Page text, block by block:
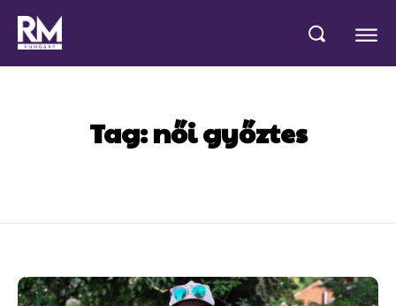
Tag:női győztes